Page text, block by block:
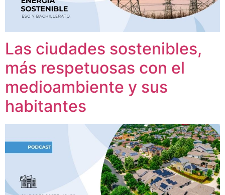
Las ciudades sostenibles,
más respetuosas con el
medioambiente y sus
habitantes